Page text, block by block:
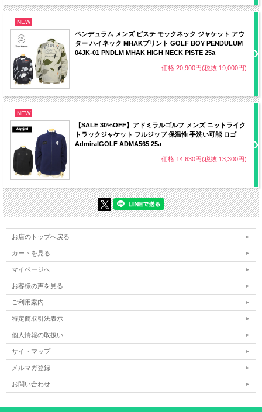
NEW
ペンデュラム メンズ ピステ モックネック ジャケット アウ
ター ハイネック MHAKプリント GOLF BOY PENDULUM
04JK-01 PNDLM MHAK HIGH NECK PISTE 25a
価格:20,900円(税抜 19,000円)
NEW
【SALE 30%OFF】アドミラルゴルフ メンズ ニットライク
トラックジャケット フルジップ 保温性 手洗い可能 ロゴ
AdmiralGOLF ADMA565 25a
価格:14,630円(税抜 13,300円)
お店のトップへ戻る
カートを見る
マイページへ
お客様の声を見る
ご利用案内
特定商取引法表示
個人情報の取扱い
サイトマップ
メルマガ登録
お問い合わせ